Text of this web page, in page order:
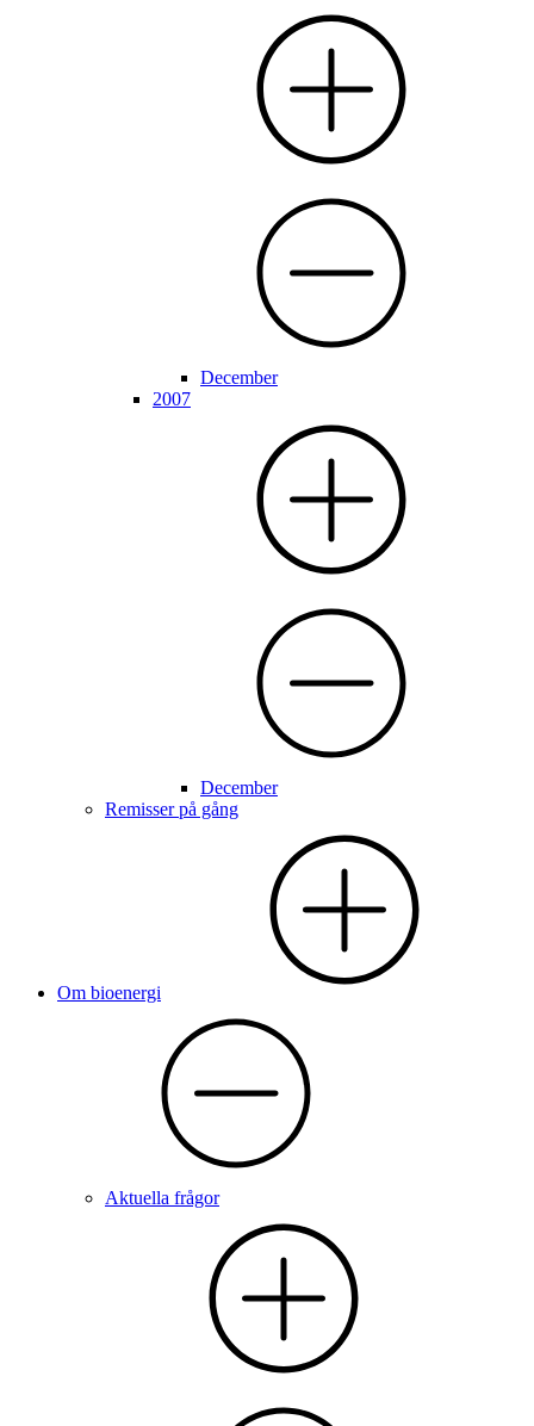
December
2007
December
Remisser på gång
Om bioenergi
Aktuella frågor